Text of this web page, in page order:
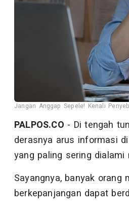
Jangan Anggap Sepele! Kenali
PALPOS.CO - Di tengah
derasnya arus informasi
yang paling sering dialami
Sayangnya, banyak
berkepanjangan dapat